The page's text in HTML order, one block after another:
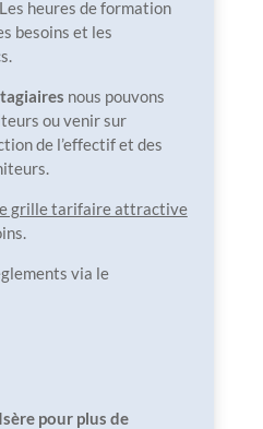
heures de formation
besoins et les
nous pouvons
ou venir sur
de l’effectif et des
grille tarifaire attractive
via le
pour plus de